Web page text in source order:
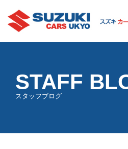
STAFF
スタッフブログ